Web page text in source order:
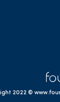
2022 ©